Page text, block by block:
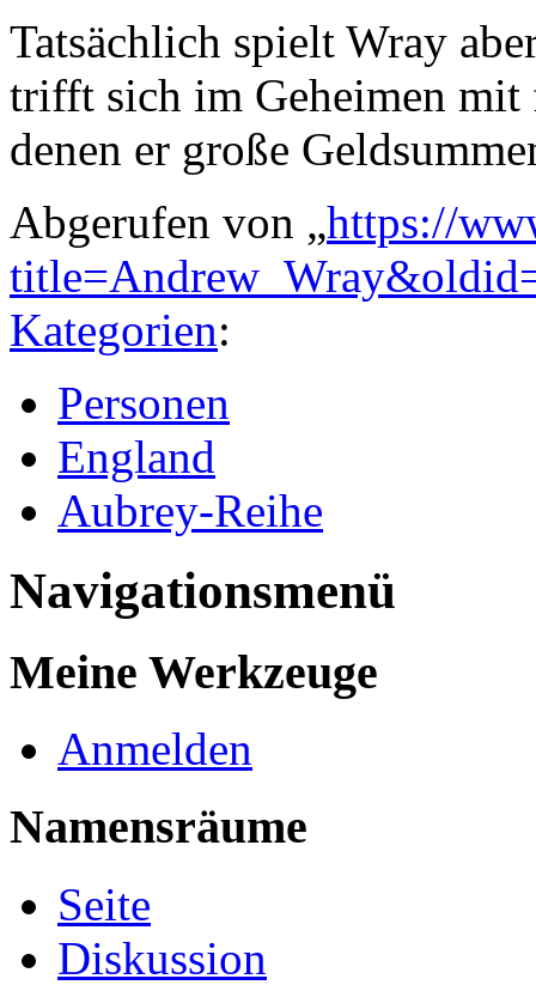
Tatsächlich spielt Wray
trifft sich im Geheimen mit
denen er große
Abgerufen von „https://
Kategorien:
Personen
England
Aubrey-Reihe
Navigationsmenü
Meine Werkzeuge
Anmelden
Namensräume
Seite
Diskussion